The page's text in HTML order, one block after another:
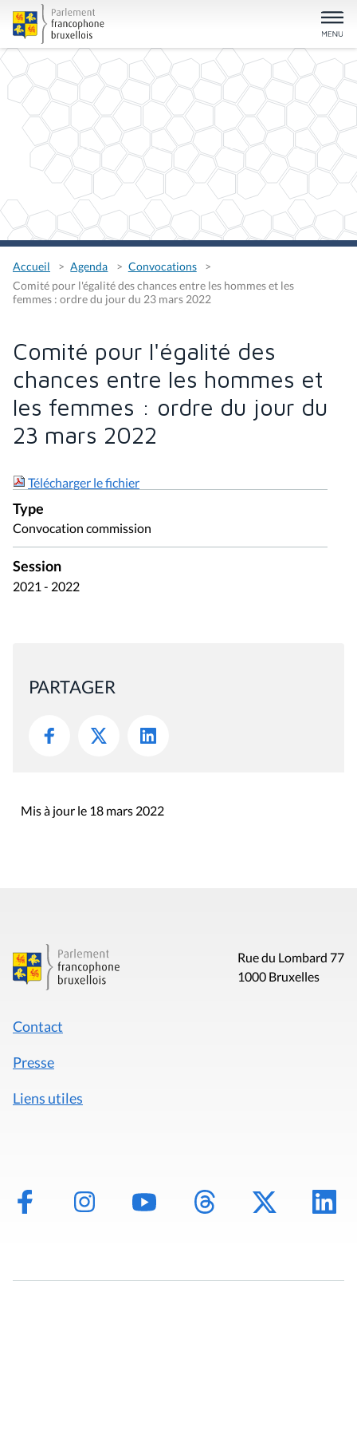
Accueil Agenda
Convocations
Comité pour l'égalité des chances entre les hommes et les
femmes : ordre du jour du 23 mars 2022
Comité pour l'égalité des
chances entre les hommes et
les femmes : ordre du jour du
23 mars 2022
Télécharger le fichier
Type
Convocation commission
Session
2021 - 2022
PARTAGER
Mis à jour le 18 mars 2022
Rue du Lombard 77
1000 Bruxelles
Contact
Presse
Liens utiles